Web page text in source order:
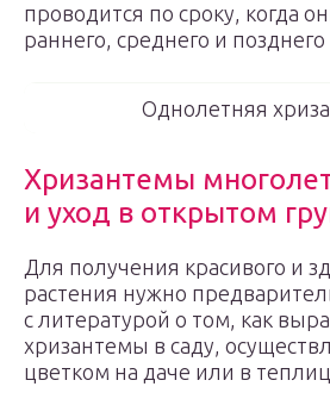
проводится по сроку, когда
раннего, среднего и позднего
Однолетняя
Хризантемы
и уход в открытом
Для получения красивого и
растения нужно
с литературой о том, как
хризантемы в саду,
цветком на даче или в